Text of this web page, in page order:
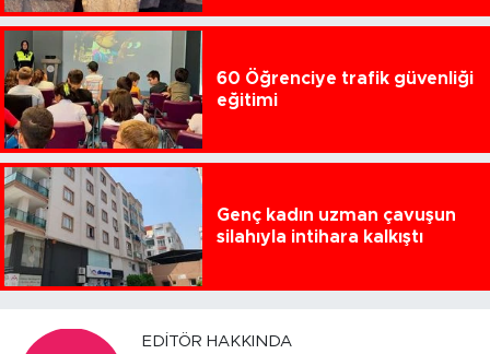
60 Öğrenciye trafik güvenliği
eğitimi
Genç kadın uzman çavuşun
silahıyla intihara kalkıştı
EDITÖR HAKKINDA